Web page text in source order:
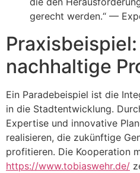
gerecht werden.“ —
nachhaltige
Ein Paradebeispiel ist die
in die Stadtentwicklung.
Expertise und innovative
realisieren, die zukünftige
profitieren. Die Kooperation
https://www.tobiaswehr.de/